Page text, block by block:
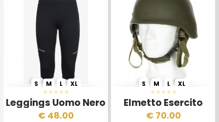
Leggings Uomo Nero
Esercito Italiano
S M L XL
€ 48.00
Elmetto Esercito
Italiano Anni 1990
S M L XL
€ 70.00